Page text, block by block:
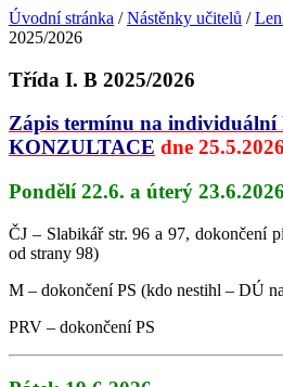
Úvodní stránka /Nástěnky učitelů /
2025/2026
Třída I. B 2025/2026
Zápis termínu na individuální
KONZULTACE dne 25.5.2026
Pondělí 22.6. a úterý 23.6.2026
ČJ – Slabikář str. 96 a 97, dokončení
od strany 98)
M – dokončení PS (kdo nestihl – DÚ
PRV – dokončení PS